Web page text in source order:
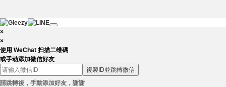
×
×
使用 WeChat 扫描二维碼
或手动添加微信好友
複製ID並跳轉微信
請跳轉後，手動添加好友，謝謝